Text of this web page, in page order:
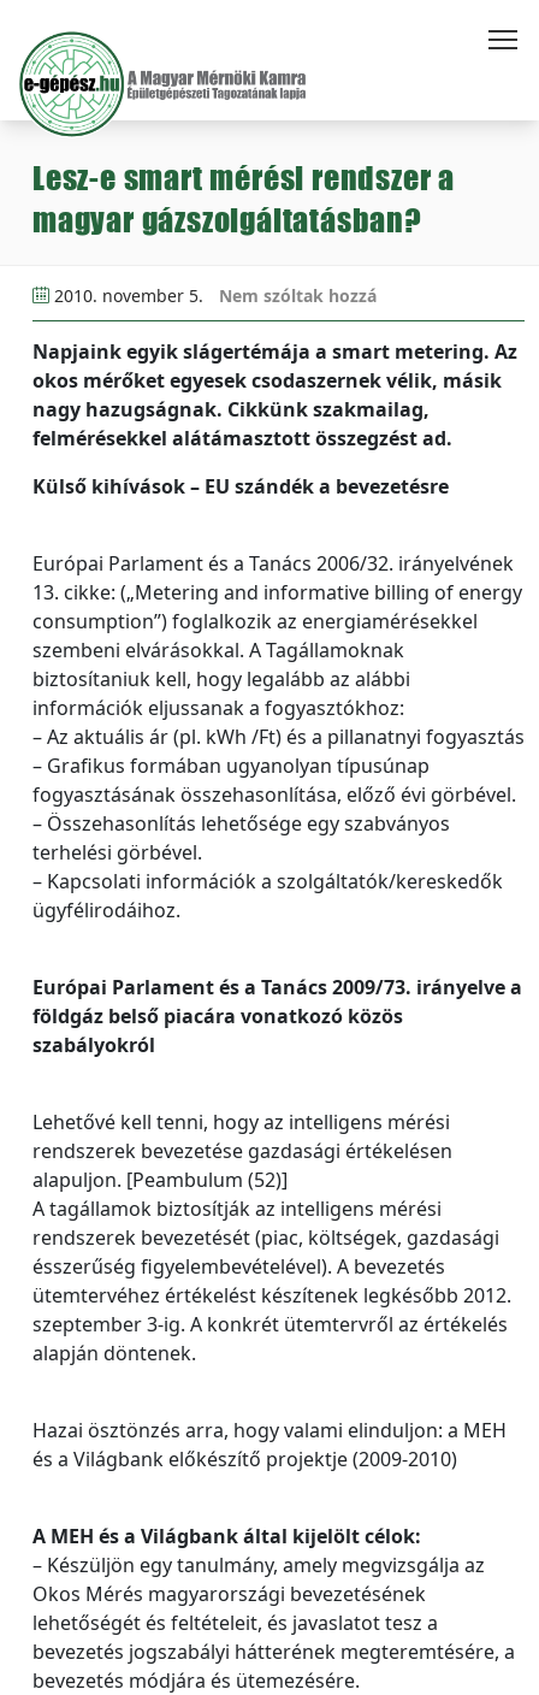
Lesz-e smart mérési rendszer a
magyar gázszolgáltatásban?
2010. november 5. Nem szóltak hozzá
Napjaink egyik slágertémája a smart metering. Az
okos mérőket egyesek csodaszernek vélik, másik
nagy hazugságnak. Cikkünk szakmailag,
felmérésekkel alátámasztott összegzést ad.
Külső kihívások – EU szándék a bevezetésre
Európai Parlament és a Tanács 2006/32. irányelvének
13. cikke: („Metering and informative billing of energy
consumption”) foglalkozik az energiamérésekkel
szembeni elvárásokkal. A Tagállamoknak
biztosítaniuk kell, hogy legalább az alábbi
információk eljussanak a fogyasztókhoz:
– Az aktuális ár (pl. kWh /Ft) és a pillanatnyi fogyasztás
– Grafikus formában ugyanolyan típusúnap
fogyasztásának összehasonlítása, előző évi görbével.
– Összehasonlítás lehetősége egy szabványos
terhelési görbével.
– Kapcsolati információk a szolgáltatók/kereskedők
ügyfélirodáihoz.
Európai Parlament és a Tanács 2009/73. irányelve a
földgáz belső piacára vonatkozó közös
szabályokról
Lehetővé kell tenni, hogy az intelligens mérési
rendszerek bevezetése gazdasági értékelésen
alapuljon. [Peambulum (52)]
A tagállamok biztosítják az intelligens mérési
rendszerek bevezetését (piac, költségek, gazdasági
ésszerűség figyelembevételével). A bevezetés
ütemtervéhez értékelést készítenek legkésőbb 2012.
szeptember 3‐ig. A konkrét ütemtervről az értékelés
alapján döntenek.
Hazai ösztönzés arra, hogy valami elinduljon: a MEH
és a Világbank előkészítő projektje (2009‐2010)
A MEH és a Világbank által kijelölt célok:
– Készüljön egy tanulmány, amely megvizsgálja az
Okos Mérés magyarországi bevezetésének
lehetőségét és feltételeit, és javaslatot tesz a
bevezetés jogszabályi hátterének megteremtésére, a
bevezetés módjára és ütemezésére.